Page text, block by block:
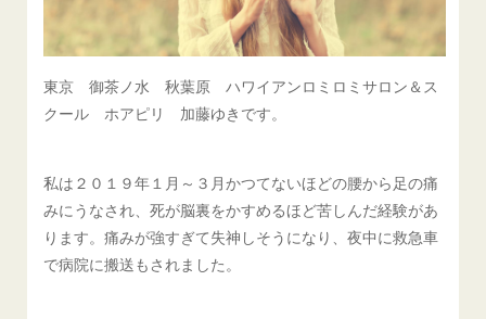
東京 御茶ノ水 秋葉原 ハワイアンロミロミサロン＆ス
クール ホアピリ 加藤ゆきです。
私は２０１９年１月～３月かつてないほどの腰から足の痛
みにうなされ、死が脳裏をかすめるほど苦しんだ経験があ
ります。痛みが強すぎて失神しそうになり、夜中に救急車
で病院に搬送もされました。